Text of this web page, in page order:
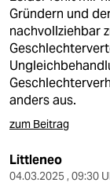
Gründern und
nachvollziehbar
anders aus.
zum Beitrag
Littleneo
04.03.2025 , 09:30